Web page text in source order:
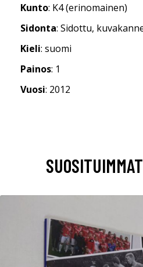
Kunto: K4 (erinomainen)
Sidonta: Sidottu,
Kieli: suomi
Painos: 1
Vuosi: 2012